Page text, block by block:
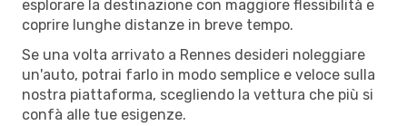
esplorare la destinazione con maggiore flessibilità e
coprire lunghe distanze in breve tempo.
Se una volta arrivato a Rennes desideri noleggiare
un'auto, potrai farlo in modo semplice e veloce sulla
nostra piattaforma, scegliendo la vettura che più si
confà alle tue esigenze.